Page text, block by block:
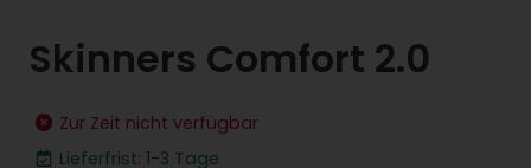
Skinners Comfort 2.0
Zur Zeit nicht verfügbar
Lieferfrist: 1-3 Tage